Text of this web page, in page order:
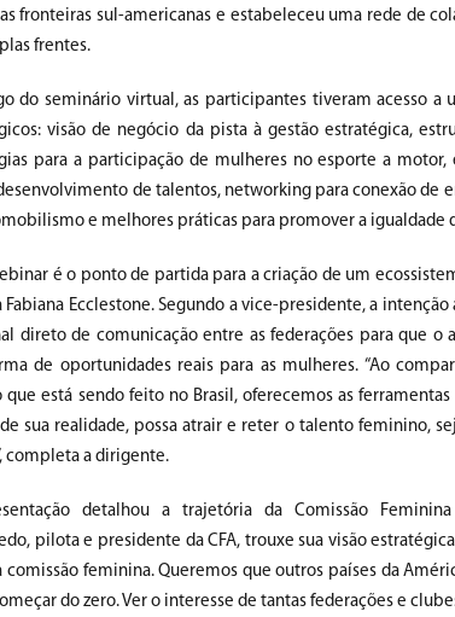
fronteiras sul-americanas e estabeleceu uma rede de
frentes.
do seminário virtual, as participantes tiveram acesso a
visão de negócio da pista à gestão estratégica,
para a participação de mulheres no esporte a motor,
de talentos, networking para conexão de
e melhores práticas para promover a igualdade
é o ponto de partida para a criação de um
Fabiana Ecclestone. Segundo a vice-presidente, a
direto de comunicação entre as federações para que o
de oportunidades reais para as mulheres. “Ao
que está sendo feito no Brasil, oferecemos as ferramentas
sua realidade, possa atrair e reter o talento feminino,
completa a dirigente.
detalhou a trajetória da Comissão
pilota e presidente da CFA, trouxe sua visão
feminina. Queremos que outros países da
do zero. Ver o interesse de tantas federações e